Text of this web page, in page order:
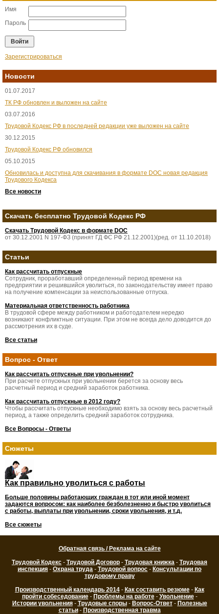
Имя
Пароль
Зарегистрироваться
Новости
01.07.2017
ТК РФ обновлен и выложен на сайте
03.07.2016
Трудовой Кодекс РФ в последней редакции уже выложен на сайте
30.12.2015
Трудовой Кодекс РФ обновился
05.10.2015
Обновилась и доступна для скачивания в формате DOC новая редакция
Трудового Кодекса
Все новости
Скачать бесплатно Трудовой Кодекс РФ
Скачать Трудовой Кодекс в формате DOC
от 30.12.2001 N 197-ФЗ (принят ГД ФС РФ 21.12.2001)(ред. от 11.10.2018)
Статьи
Как рассчитать отпускные
Сотрудник, проработавший определенный период времени на
предприятии и решившийся уволиться, по законодательству имеет право
на получение компенсации за неиспользованные отпуска.
Материальная ответственность работника
В трудовой сфере между работником и работодателем нередко
возникают конфликтные ситуации. При этом не всегда дело доводится до
рассмотрения их в суде.
Все статьи
Вопрос - Ответ
Как рассчитать отпускные при увольнении?
При расчете отпускных при увольнении берется за основу весь
расчетный период и средний заработок работника.
Как рассчитать отпускные в 2012 году?
Чтобы рассчитать отпускные необходимо взять за основу весь расчетный
период, а также определить средний заработок сотрудника.
Все Вопросы - Ответы
Сюжеты
Как правильно уволиться с работы
Больше половины работающих граждан в тот или иной момент
задаются вопросом: как наиболее безболезненно и быстро уволиться
с работы, выплаты при увольнении, сроки увольнения, и т.д.
Все сюжеты
Обратная связь / Реклама на сайте
Трудовой Кодекс - Трудовой Договор - Трудовая книжка - Трудовая
инспекция - Охрана труда - Трудовой вопрос - Консультации по
трудовому праву
Производственный календарь 2014- Как составить резюме- Как
пройти собеседование- Проблемы на работе- Увольнение-
Истории увольнения- Трудовые споры- Вопрос-Ответ- Полезные
статьи- Производственная травма